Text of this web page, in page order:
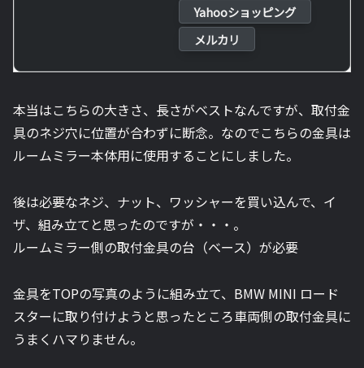
Yahooショッピング
メルカリ
本当はこちらの大きさ、長さがベストなんですが、取付金
具のネジ穴に位置が合わずに断念。なのでこちらの金具は
ルームミラー本体用に使用することにしました。
後は必要なネジ、ナット、ワッシャーを買い込んで、イ
ザ、組み立てと思ったのですが・・・。
ルームミラー側の取付金具の台（ベース）が必要
金具をTOPの写真のように組み立て、BMW MINI ロード
スターに取り付けようと思ったところ車両側の取付金具に
うまくハマりません。